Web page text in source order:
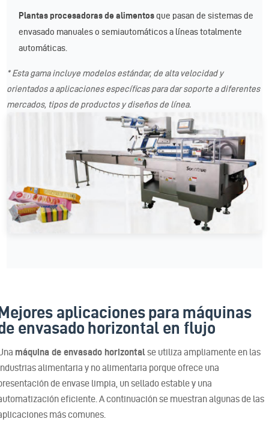
Plantas procesadoras de alimentosque pasan de sistemas de
envasado manuales o semiautomáticos a líneas totalmente
automáticas.
* Esta gama incluye modelos estándar, de alta velocidad y
orientados a aplicaciones específicas para dar soporte a diferentes
mercados, tipos de productos y diseños de línea.
aplicaciones para máquinas
envasado horizontal en flujo
máquina de envasado horizontalse utiliza ampliamente en las
alimentaria y no alimentaria porque ofrece una
de envase limpia, un sellado estable y una
eficiente. A continuación se muestran algunas de las
más comunes.